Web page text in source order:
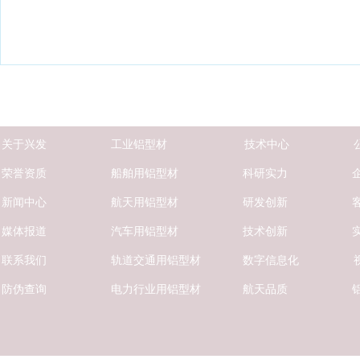
关 于兴发 工业铝型材 技术中心
荣誉资质 船舶用铝型材 科研实力
新闻中心 航天用铝型材 研发创新
媒体报道 汽车用铝型材 技术创新
联系我们 轨道交通用铝型材 数字信息化
防伪查询 电力行业用铝型材 航天品质